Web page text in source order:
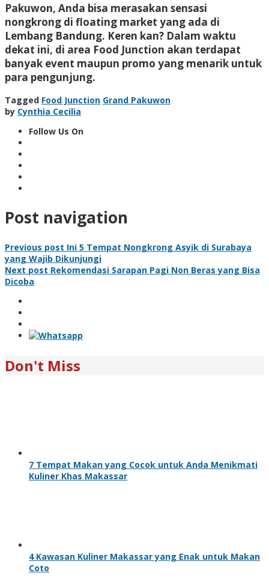
Pakuwon, Anda bisa merasakan sensasi
nongkrong di floating market yang ada di
Lembang Bandung. Keren kan? Dalam waktu
dekat ini, di area Food Junction akan terdapat
banyak event maupun promo yang menarik untuk
para pengunjung.
Tagged Food Junction Grand Pakuwon
by Cynthia Cecilia
Follow Us On
Post navigation
Previous post Ini 5 Tempat Nongkrong Asyik di Surabaya
yang Wajib Dikunjungi
Next post Rekomendasi Sarapan Pagi Non Beras yang Bisa
Dicoba
Don't Miss
7 Tempat Makan yang Cocok untuk Anda Menikmati
Kuliner Khas Makassar
4 Kawasan Kuliner Makassar yang Enak untuk Makan
Coto